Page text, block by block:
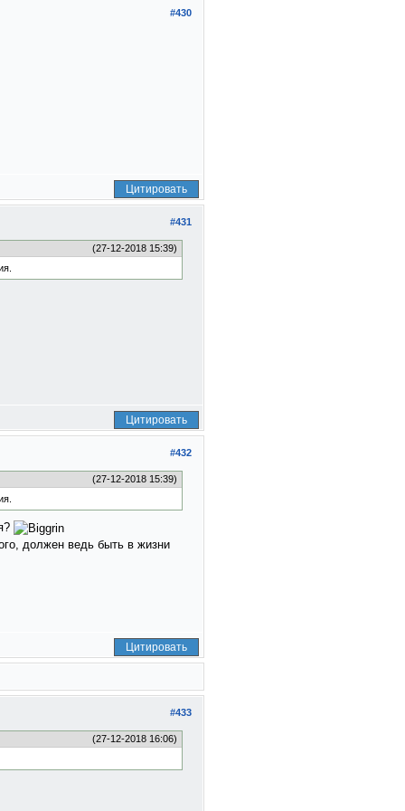
#430
Цитировать
#431
(27-12-2018 15:39)
Цитировать
#432
(27-12-2018 15:39)
должен ведь быть в жизни
Цитировать
#433
(27-12-2018 16:06)